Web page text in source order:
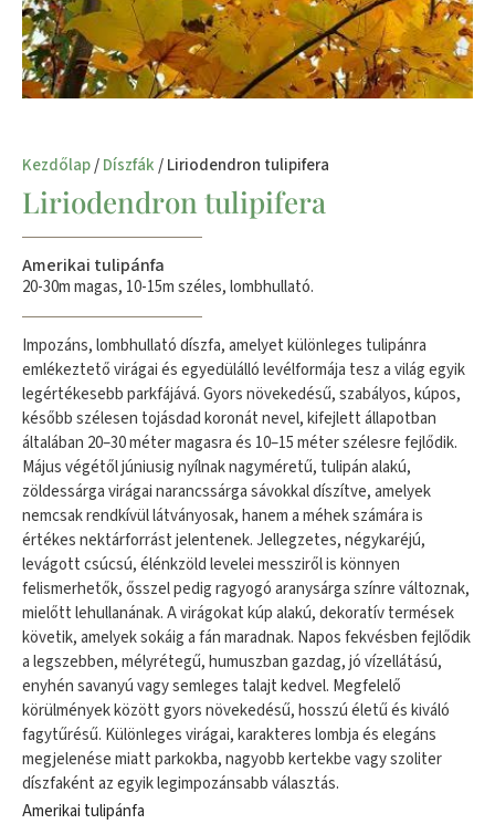
Kezdőlap/Díszfák/ Liriodendron tulipifera
Liriodendron tulipifera
Amerikai tulipánfa
20-30m magas, 10-15m széles, lombhullató.
Impozáns, lombhullató díszfa, amelyet különleges tulipánra
emlékeztető virágai és egyedülálló levélformája tesz a világ egyik
legértékesebb parkfájává. Gyors növekedésű, szabályos, kúpos,
később szélesen tojásdad koronát nevel, kifejlett állapotban
általában 20–30 méter magasra és 10–15 méter szélesre fejlődik.
Május végétől júniusig nyílnak nagyméretű, tulipán alakú,
zöldessárga virágai narancssárga sávokkal díszítve, amelyek
nemcsak rendkívül látványosak, hanem a méhek számára is
értékes nektárforrást jelentenek. Jellegzetes, négykaréjú,
levágott csúcsú, élénkzöld levelei messziről is könnyen
felismerhetők, ősszel pedig ragyogó aranysárga színre változnak,
mielőtt lehullanának. A virágokat kúp alakú, dekoratív termések
követik, amelyek sokáig a fán maradnak. Napos fekvésben fejlődik
a legszebben, mélyrétegű, humuszban gazdag, jó vízellátású,
enyhén savanyú vagy semleges talajt kedvel. Megfelelő
körülmények között gyors növekedésű, hosszú életű és kiváló
fagytűrésű. Különleges virágai, karakteres lombja és elegáns
megjelenése miatt parkokba, nagyobb kertekbe vagy szoliter
díszfaként az egyik legimpozánsabb választás.
Amerikai tulipánfa